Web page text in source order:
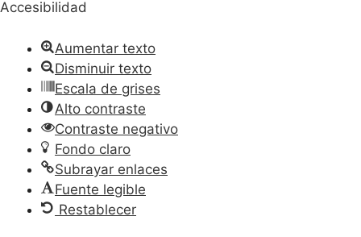
Accesibilidad
Aumentar texto
Disminuir texto
Escala de grises
Alto contraste
Contraste negativo
Fondo claro
Subrayar enlaces
Fuente legible
Restablecer